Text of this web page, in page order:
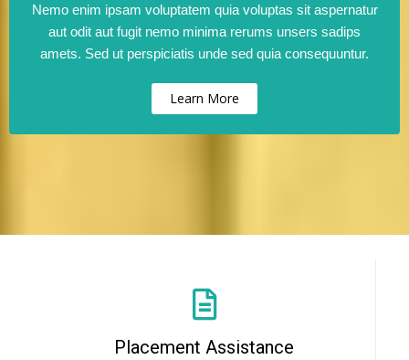
Nemo enim ipsam voluptatem quia voluptas sit aspernatur
aut odit aut fugit nemo minima rerums unsers sadips
amets. Sed ut perspiciatis unde sed quia consequuntur.
Learn More
Placement Assistance